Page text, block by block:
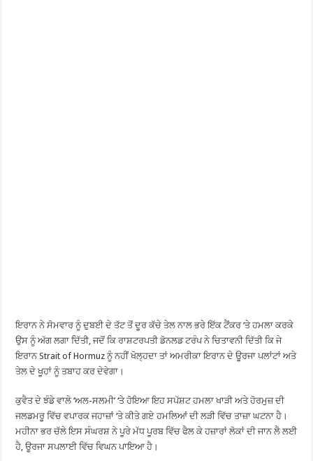
ਇਰਾਨ ਨੇ ਸੋਮਵਾਰ ਨੂੰ ਦੁਬਈ ਦੇ ਤੱਟ ਤੋਂ ਦੂਰ ਕੱਚੇ ਤੇਲ ਨਾਲ ਭਰੇ ਇੱਕ ਟੈਂਕਰ ‘ਤੇ ਹਮਲਾ ਕਰਕੇ
ਉਸ ਨੂੰ ਅੱਗ ਲਗਾ ਦਿੱਤੀ, ਜਦੋਂ ਕਿ ਰਾਸ਼ਟਰਪਤੀ ਡੋਨਲਡ ਟਰੰਪ ਨੇ ਚਿਤਾਵਨੀ ਦਿੱਤੀ ਕਿ ਜੇ
ਇਰਾਨ Strait of Hormuz ਨੂੰ ਨਹੀਂ ਖੋਲ੍ਹਦਾ ਤਾਂ ਅਮਰੀਕਾ ਇਰਾਨ ਦੇ ਊਰਜਾ ਪਲਾਂਟਾਂ ਅਤੇ
ਤੇਲ ਦੇ ਖੂਹਾਂ ਨੂੰ ਤਬਾਹ ਕਰ ਦੇਵੇਗਾ।
ਕੁਵੈਤ ਦੇ ਝੰਡੇ ਵਾਲੇ ‘ਅਲ-ਸਲਮੀ’ ‘ਤੇ ਹੋਇਆ ਇਹ ਸਪੱਸ਼ਟ ਹਮਲਾ ਖਾੜੀ ਅਤੇ ਹੋਰਮੁਜ਼ ਦੀ
ਜਲਡਮਰੂ ਵਿੱਚ ਵਪਾਰਕ ਜਹਾਜ਼ਾਂ ‘ਤੇ ਕੀਤੇ ਗਏ ਹਮਲਿਆਂ ਦੀ ਲੜੀ ਵਿੱਚ ਤਾਜ਼ਾ ਘਟਨਾ ਹੈ।
ਮਹੀਨਾ ਭਰ ਚੱਲੇ ਇਸ ਸੰਘਰਸ਼ ਨੇ ਪੂਰੇ ਮੱਧ ਪੂਰਬ ਵਿੱਚ ਫੈਲ ਕੇ ਹਜ਼ਾਰਾਂ ਲੋਕਾਂ ਦੀ ਜਾਨ ਲੈ ਲਈ
ਹੈ, ਊਰਜਾ ਸਪਲਾਈ ਵਿੱਚ ਵਿਘਨ ਪਾਇਆ ਹੈ।